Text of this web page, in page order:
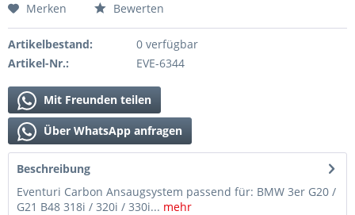
Merken Bewerten
Artikelbestand:
0 verfügbar
Artikel-Nr.:
EVE-6344
Mit Freunden teilen
Über WhatsApp anfragen
Beschreibung
Eventuri Carbon Ansaugsystem passend für: BMW 3er G20 /
G21 B48 318i / 320i / 330i... mehr